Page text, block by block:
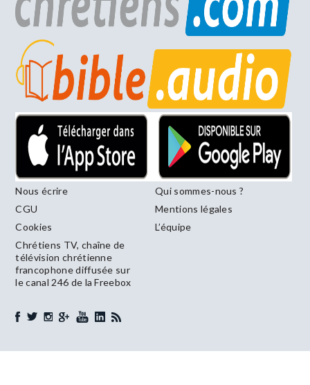
Nous écrire
Qui sommes-nous ?
CGU
Mentions légales
Cookies
L’équipe
Chrétiens TV, chaîne de
télévision chrétienne
francophone diffusée sur
le canal 246 de la Freebox